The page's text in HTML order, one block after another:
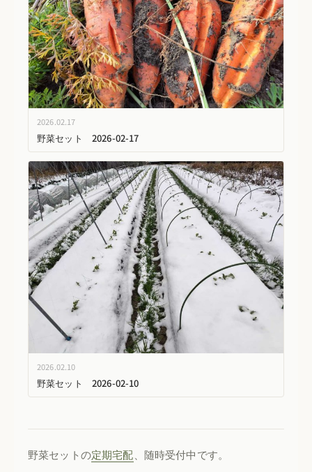
2026.02.17
野菜セット 2026-02-17
2026.02.10
野菜セット 2026-02-10
野菜セットの定期宅配、随時受付中です。